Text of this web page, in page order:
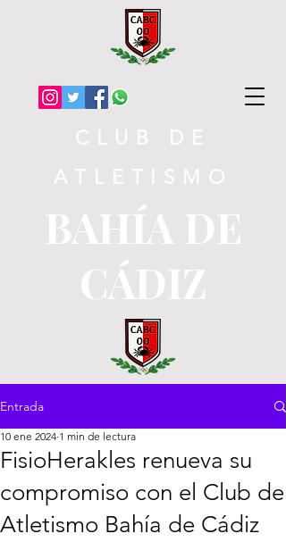
BAHÍA DE
CÁDIZ
CLUB DE
ATLETISMO
Entrada
FisioHerakles renueva su
compromiso con el Club de
Atletismo Bahía de Cádiz
10 ene 2024 1 min de lectura